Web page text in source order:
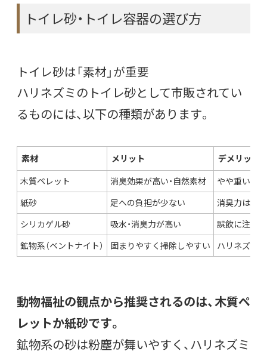
トイレ砂・トイレ容器の選び方
トイレ砂は「素材」が重要
ハリネズミのトイレ砂として市販されてい
るものには、以下の種類があります。
素材 メリット
デメリット
木質ペレット
消臭効果が高い・自然素材
やや重い
紙砂
足への負担が少ない
消臭力はや
シリカゲル砂
吸水・消臭力が高い
誤飲に注意
鉱物系（ベントナイト）
固まりやすく掃除しやすい ハリネズミ
動物福祉の観点から推奨されるのは、木質ペ
レットか紙砂です。
鉱物系の砂は粉塵が舞いやすく、ハリネズミ